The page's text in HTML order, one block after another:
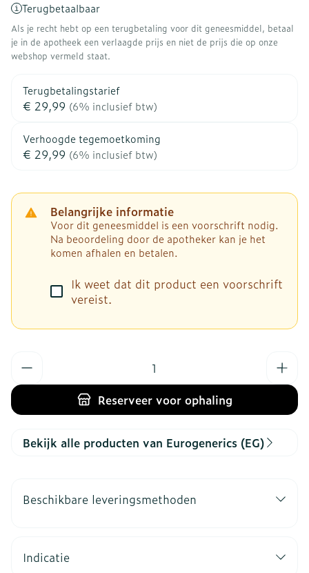
Terugbetaalbaar
Als je recht hebt op een terugbetaling voor dit geneesmiddel, betaal
je in de apotheek een verlaagde prijs en niet de prijs die op onze
webshop vermeld staat.
Terugbetalingstarief
€ 29,99 (6% inclusief btw)
Verhoogde tegemoetkoming
€ 29,99 (6% inclusief btw)
Belangrijke informatie
Voor dit geneesmiddel is een voorschrift nodig.
Na beoordeling door de apotheker kan je het
komen afhalen en betalen.
Ik weet dat dit product een voorschrift
vereist.
Reserveervoor ophaling
Bekijk alle producten van Eurogenerics (EG)
Beschikbare leveringsmethoden
Indicatie